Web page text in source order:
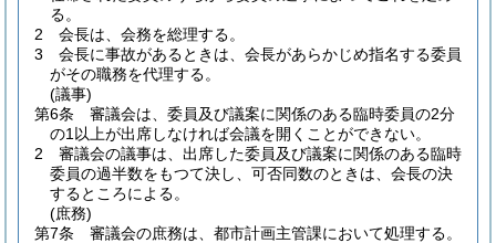
る。
2
会長は、会務を総理する。
3
会長に事故があるときは、会長があらかじめ指名する委員
がその職務を代理する。
(議事)
第6条
審議会は、委員及び議案に関係のある臨時委員の2分
の1以上が出席しなければ会議を開くことができない。
2
審議会の議事は、出席した委員及び議案に関係のある臨時
委員の過半数をもつて決し、可否同数のときは、会長の決
するところによる。
(庶務)
第7条
審議会の庶務は、都市計画主管課において処理する。